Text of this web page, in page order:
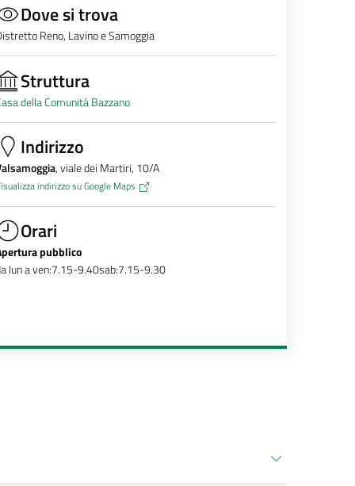
Dove si trova
Reno, Lavino e Samoggia
Struttura
della Comunità Bazzano
Indirizzo
, viale dei Martiri, 10/A
indirizzo su Google Maps
Orari
pubblico
lun a ven:7.15-9.40sab:7.15-9.30